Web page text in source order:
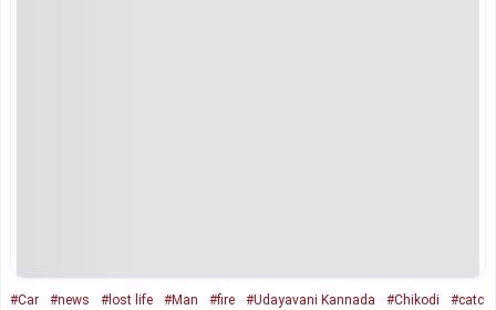
#Car #news #lost life #Man #fire #Udayavani Kannada #Chikodi
#catc